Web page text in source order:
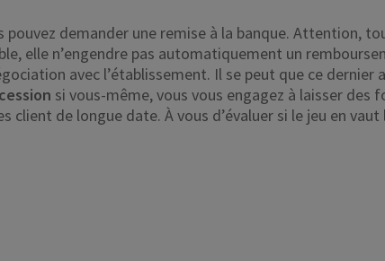
demander une remise à la banque. Attention,
elle n’engendre pas automatiquement un
avec l’établissement. Il se peut que ce dernier
si vous-même, vous vous engagez à laisser des
de longue date. À vous d’évaluer si le jeu en vaut